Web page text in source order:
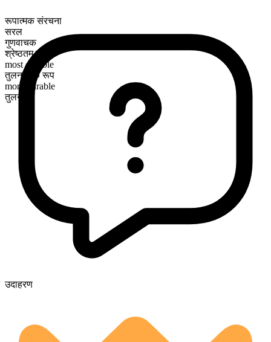
रूपात्मक संरचना
सरल
गुणवाचक
श्रेष्ठतम रूप
most durable
तुलनात्मक रूप
more durable
तुलनीय
उदाहरण